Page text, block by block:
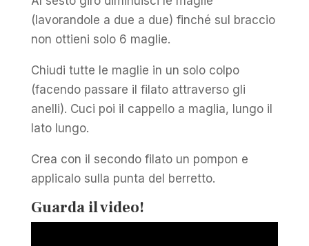
(lavorandole a due a due) finché sul braccio
non ottieni solo 6 maglie.
Chiudi tutte le maglie in un solo colpo
(facendo passare il filato attraverso gli
anelli). Cuci poi il cappello a maglia, lungo il
lato lungo.
Crea con il secondo filato un pompon e
applicalo sulla punta del berretto.
Guarda il video!